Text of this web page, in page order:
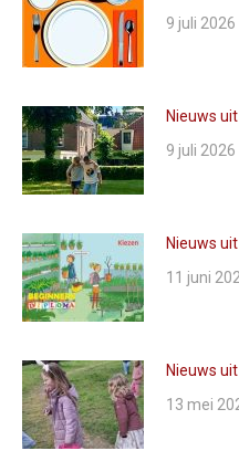
9 juli 2026
Nieuws
9 juli 2026
Nieuws
11 juni
Nieuws
13 mei